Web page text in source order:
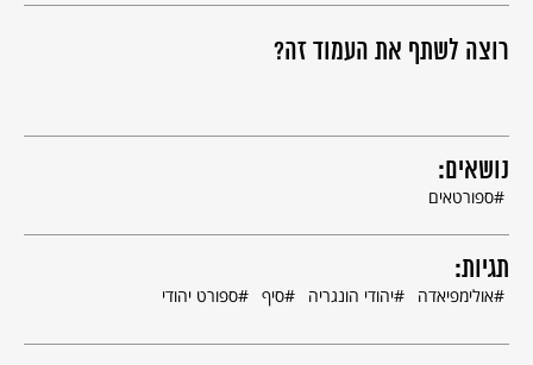
רוצה לשתף את העמוד זה?
נושאים:
ספורטאים
תגיות:
אולימפיאדה יהודי הונגריה סיף ספורט יהודי